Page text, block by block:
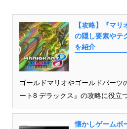
【攻略】『マリ
の隠し要素やテ
を紹介
ゴールドマリオやゴールドパーツ
ート8 デラックス』の攻略に役立
懐かしゲームボ